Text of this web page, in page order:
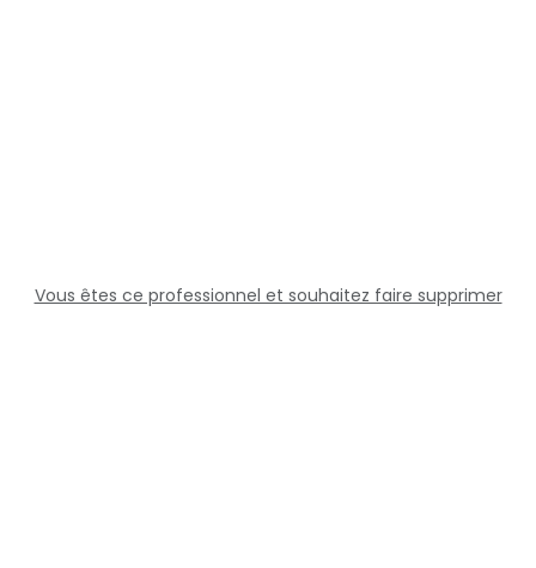
Vous êtes ce professionnel et souhaitez faire supprimer